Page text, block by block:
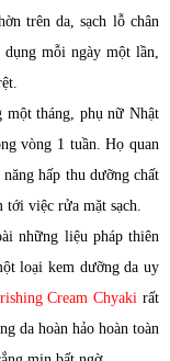
trên da, sạch lỗ chân
mỗi ngày một lần,
một tháng, phụ nữ Nhật
vòng 1 tuần. Họ quan
hấp thu dưỡng chất
việc rửa mặt sạch.
những liệu pháp thiên
loại kem dưỡng da uy
Cream Chyaki rất
da hoàn hảo hoàn toàn